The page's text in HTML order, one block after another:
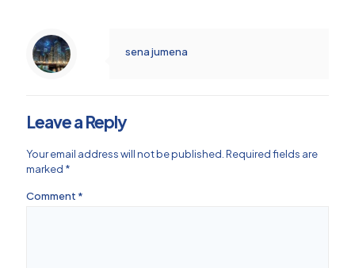
sena jumena
Leave a Reply
Your email address will not be published. Required fields are
marked *
Comment *